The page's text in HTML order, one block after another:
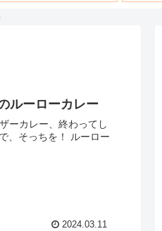
ルーローカレー
ーカレー、終わってし
、そっちを！ ルーロー
2024.03.11